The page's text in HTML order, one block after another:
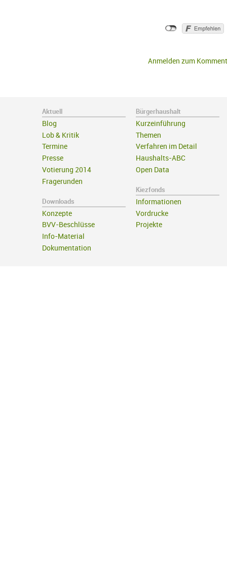
Anmelden zum
Aktuell
Blog
Lob & Kritik
Termine
Presse
Votierung 2014
Fragerunden
Downloads
Konzepte
BVV-Beschlüsse
Info-Material
Dokumentation
Bürgerhaushalt
Kurzeinführung
Themen
Verfahren im Detail
Haushalts-ABC
Open Data
Kiezfonds
Informationen
Vordrucke
Projekte